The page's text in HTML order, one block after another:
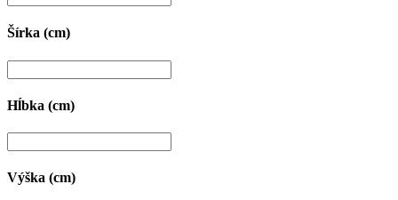
Šírka (cm)
Hĺbka (cm)
Výška (cm)